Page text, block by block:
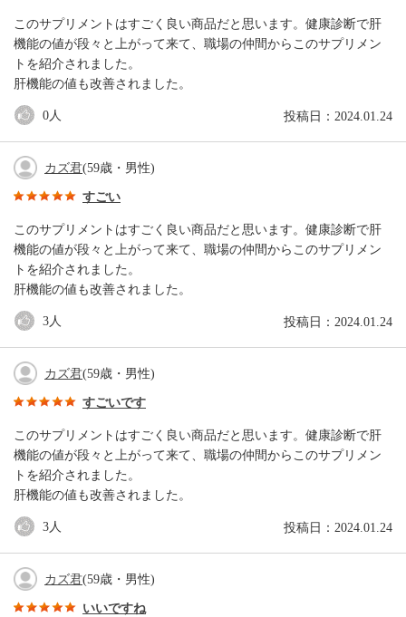
このサプリメントはすごく良い商品だと思います。健康診断で肝
機能の値が段々と上がって来て、職場の仲間からこのサプリメン
トを紹介されました。
肝機能の値も改善されました。
投稿日：2024.01.24
0人
カズ君(59歳・男性)
すごい
このサプリメントはすごく良い商品だと思います。健康診断で肝
機能の値が段々と上がって来て、職場の仲間からこのサプリメン
トを紹介されました。
肝機能の値も改善されました。
投稿日：2024.01.24
3人
カズ君(59歳・男性)
すごいです
このサプリメントはすごく良い商品だと思います。健康診断で肝
機能の値が段々と上がって来て、職場の仲間からこのサプリメン
トを紹介されました。
肝機能の値も改善されました。
投稿日：2024.01.24
3人
カズ君(59歳・男性)
いいですね